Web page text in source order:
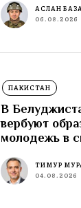
АСЛАН
06.08.2026
ПАКИСТАН
В
вербуют
молодежь в
ТИМУР
04.08.2026